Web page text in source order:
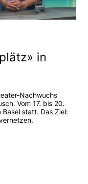
in
Nachwuchs
Vom 17. bis 20.
statt. Das Ziel: